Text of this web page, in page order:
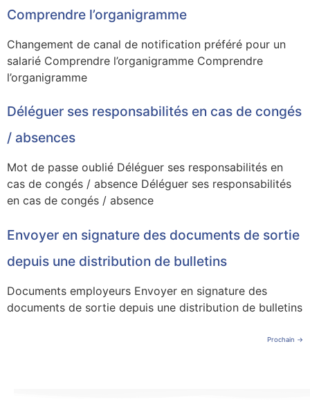
Comprendre l’organigramme
Changement de canal de notification préféré pour un
salarié Comprendre l’organigramme Comprendre
l’organigramme
Déléguer ses responsabilités en cas de congés
/ absences
Mot de passe oublié Déléguer ses responsabilités en
cas de congés / absence Déléguer ses responsabilités
en cas de congés / absence
Envoyer en signature des documents de sortie
depuis une distribution de bulletins
Documents employeurs Envoyer en signature des
documents de sortie depuis une distribution de bulletins
Prochain →